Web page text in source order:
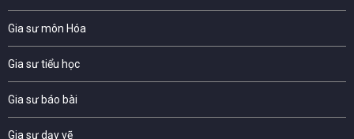
Gia sư môn Hóa
Gia sư tiểu học
Gia sư báo bài
Gia sư dạy vẽ